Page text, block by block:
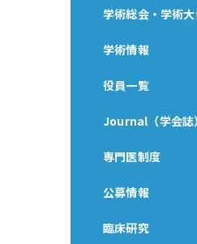
学術総会・学術
学術情報
役員一覧
Journal（学会誌）
専門医制度
公募情報
臨床研究